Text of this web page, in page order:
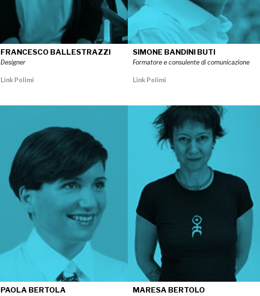
FRANCESCO BALLESTRAZZI
Designer
Link Polimi
SIMONE BANDINI BUTI
Formatore e consulente di comunicazione
Link Polimi
PAOLA BERTOLA MARESA BERTOLO